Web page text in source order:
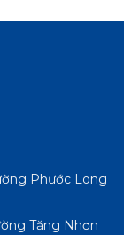
Phước Long
Tăng Nhơn